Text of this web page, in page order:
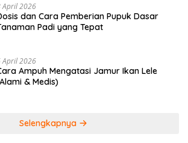
April 2026
dan Cara Pemberian Pupuk Dasar
Padi yang Tepat
April 2026
Ampuh Mengatasi Jamur Ikan Lele
& Medis)
Selengkapnya